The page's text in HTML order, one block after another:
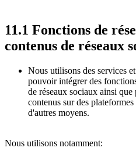
11.1 Fonctions de
contenus de réseaux
Nous utilisons des services
pouvoir intégrer des
de réseaux sociaux ainsi
contenus sur des
d'autres moyens.
Nous utilisons notamment: